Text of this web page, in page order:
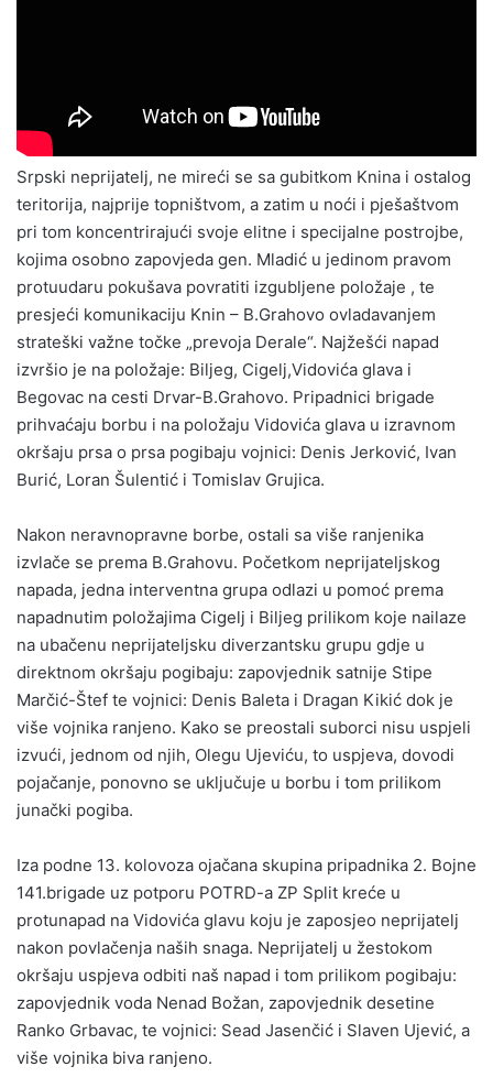
Srpski neprijatelj, ne mireći se sa gubitkom Knina i ostalog
teritorija, najprije topništvom, a zatim u noći i pješaštvom
pri tom koncentrirajući svoje elitne i specijalne postrojbe,
kojima osobno zapovjeda gen. Mladić u jedinom pravom
protuudaru pokušava povratiti izgubljene položaje , te
presjeći komunikaciju Knin – B.Grahovo ovladavanjem
strateški važne točke „prevoja Derale“. Najžešći napad
izvršio je na položaje: Biljeg, Cigelj,Vidovića glava i
Begovac na cesti Drvar-B.Grahovo. Pripadnici brigade
prihvaćaju borbu i na položaju Vidovića glava u izravnom
okršaju prsa o prsa pogibaju vojnici: Denis Jerković, Ivan
Burić, Loran Šulentić i Tomislav Grujica.
Nakon neravnopravne borbe, ostali sa više ranjenika
izvlače se prema B.Grahovu. Početkom neprijateljskog
napada, jedna interventna grupa odlazi u pomoć prema
napadnutim položajima Cigelj i Biljeg prilikom koje nailaze
na ubačenu neprijateljsku diverzantsku grupu gdje u
direktnom okršaju pogibaju: zapovjednik satnije Stipe
Marčić-Štef te vojnici: Denis Baleta i Dragan Kikić dok je
više vojnika ranjeno. Kako se preostali suborci nisu uspjeli
izvući, jednom od njih, Olegu Ujeviću, to uspjeva, dovodi
pojačanje, ponovno se uključuje u borbu i tom prilikom
junački pogiba.
Iza podne 13. kolovoza ojačana skupina pripadnika 2. Bojne
141.brigade uz potporu POTRD-a ZP Split kreće u
protunapad na Vidovića glavu koju je zaposjeo neprijatelj
nakon povlačenja naših snaga. Neprijatelj u žestokom
okršaju uspjeva odbiti naš napad i tom prilikom pogibaju:
zapovjednik voda Nenad Božan, zapovjednik desetine
Ranko Grbavac, te vojnici: Sead Jasenčić i Slaven Ujević, a
više vojnika biva ranjeno.